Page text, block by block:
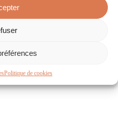
Politique de cookies